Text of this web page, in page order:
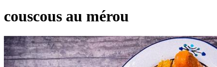
couscous au mérou